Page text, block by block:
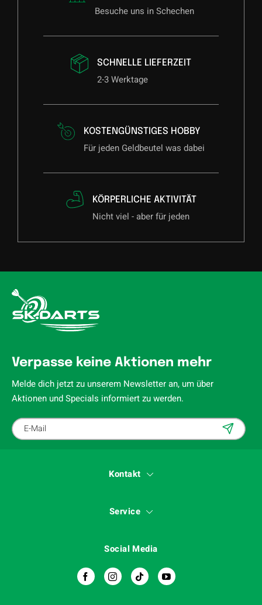
Besuche uns in Schechen
SCHNELLE LIEFERZEIT
2-3 Werktage
KOSTENGÜNSTIGES HOBBY
Für jeden Geldbeutel was dabei
KÖRPERLICHE AKTIVITÄT
Nicht viel - aber für jeden
Verpasse keine Aktionen mehr
Melde dich jetzt zu unserem Newsletter an, um über
Aktionen und Specials informiert zu werden.
Kontakt
Service
Social Media